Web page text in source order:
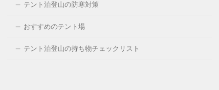
テント泊登山の防寒対策
おすすめのテント場
テント泊登山の持ち物チェックリスト